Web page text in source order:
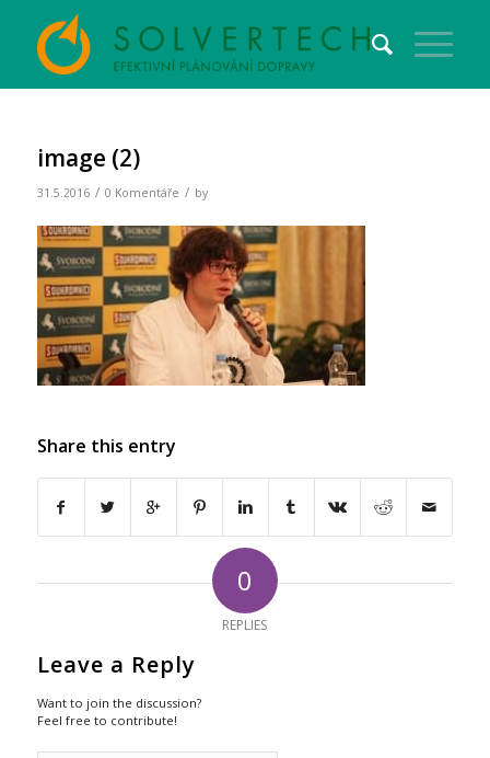
image (2)
31.5.2016 / 0 Komentáře / by
Share this entry
0
REPLIES
Leave a Reply
Want to join the discussion?
Feel free to contribute!